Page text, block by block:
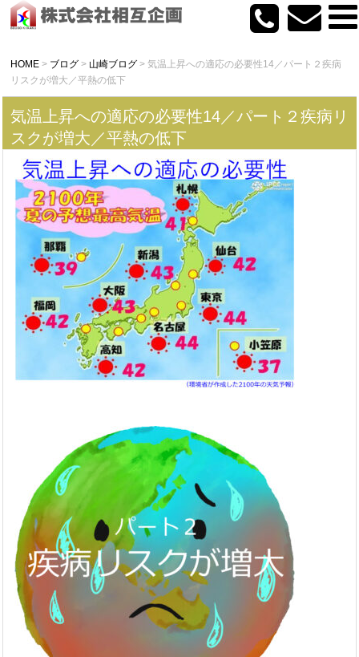
HOME > ブログ > 山崎ブログ > 気温上昇への適応の必要性14／パート２疾病
リスクが増大／平熱の低下
気温上昇への適応の必要性14／パート２疾病リ
スクが増大／平熱の低下